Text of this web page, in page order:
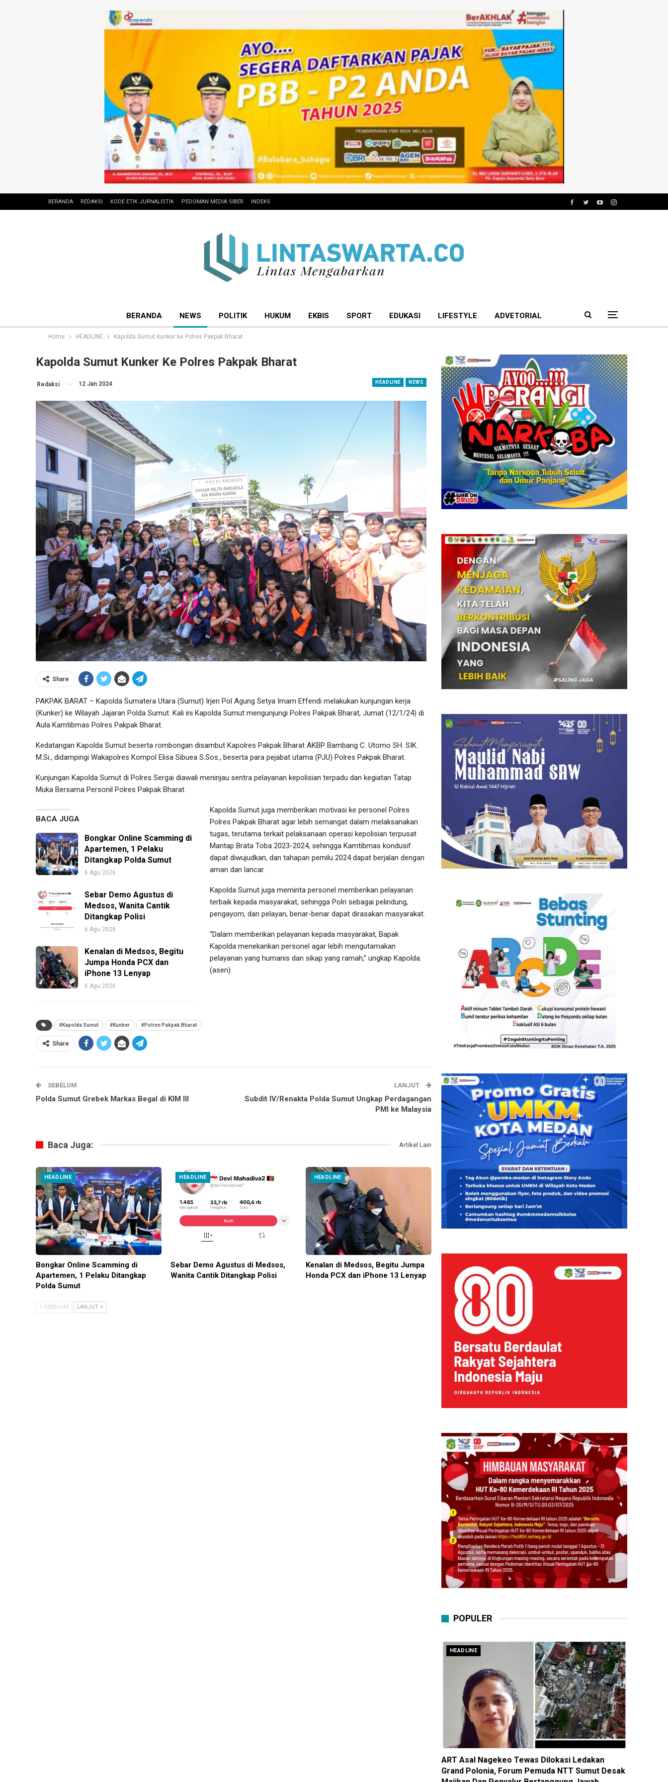
BERANDA REDAKSI KODE ETIK JURNALISTIK PEDOMAN MEDIA SIBER INDEKS
BERANDA NEWS POLITIK HUKUM EKBIS SPORT EDUKASI LIFESTYLE ADVETORIAL
Home HEADLINE Kapolda Sumut Kunker ke Polres Pakpak Bharat
Kapolda Sumut Kunker Ke Polres Pakpak Bharat
HEADLINE NEWS
Redaksi 12 Jan 2024
Share
PAKPAK BARAT – Kapolda Sumatera Utara (Sumut) Irjen Pol Agung Setya Imam Effendi melakukan kunjungan kerja
(Kunker) ke Wilayah Jajaran Polda Sumut. Kali ini Kapolda Sumut mengunjungi Polres Pakpak Bharat, Jumat (12/1/24) di
Aula Kamtibmas Polres Pakpak Bharat.
Kedatangan Kapolda Sumut beserta rombongan disambut Kapolres Pakpak Bharat AKBP Bambang C. Utomo SH. SIK.
M.Si., didampingi Wakapolres Kompol Elisa Sibuea S.Sos., beserta para pejabat utama (PJU) Polres Pakpak Bharat.
Kunjungan Kapolda Sumut di Polres Sergai diawali meninjau sentra pelayanan kepolisian terpadu dan kegiatan Tatap
Muka Bersama Personil Polres Pakpak Bharat.
BACA JUGA
Bongkar Online Scamming di
Apartemen, 1 Pelaku
Ditangkap Polda Sumut
6 Agu 2026
Sebar Demo Agustus di
Medsos, Wanita Cantik
Ditangkap Polisi
6 Agu 2026
Kenalan di Medsos, Begitu
Jumpa Honda PCX dan
iPhone 13 Lenyap
6 Agu 2026
Kapolda Sumut juga memberikan motivasi ke personel Polres
Polres Pakpak Bharat agar lebih semangat dalam melaksanakan
tugas, terutama terkait pelaksanaan operasi kepolisian terpusat
Mantap Brata Toba 2023-2024, sehingga Kamtibmas kondusif
dapat diwujudkan, dan tahapan pemilu 2024 dapat berjalan dengan
aman dan lancar.
Kapolda Sumut juga meminta personel memberikan pelayanan
terbaik kepada masyarakat, sehingga Polri sebagai pelindung,
pengayom, dan pelayan, benar-benar dapat dirasakan masyarakat.
“Dalam memberikan pelayanan kepada masyarakat, Bapak
Kapolda menekankan personel agar lebih mengutamakan
pelayanan yang humanis dan sikap yang ramah,” ungkap Kapolda.
(asen)
#Kapolda Sumut #Kunker #Polres Pakpak Bharat
Share
SEBELUM
Polda Sumut Grebek Markas Begal di KIM III
LANJUT
Subdit IV/Renakta Polda Sumut Ungkap Perdagangan
PMI ke Malaysia
Baca Juga: Artikel Lain
HEADLINE
Bongkar Online Scamming di
Apartemen, 1 Pelaku Ditangkap
Polda Sumut
HEADLINE
Sebar Demo Agustus di Medsos,
Wanita Cantik Ditangkap Polisi
HEADLINE
Kenalan di Medsos, Begitu Jumpa
Honda PCX dan iPhone 13 Lenyap
SEBELUM LANJUT
POPULER
HEADLINE
ART Asal Nagekeo Tewas Dilokasi Ledakan
Grand Polonia, Forum Pemuda NTT Sumut Desak